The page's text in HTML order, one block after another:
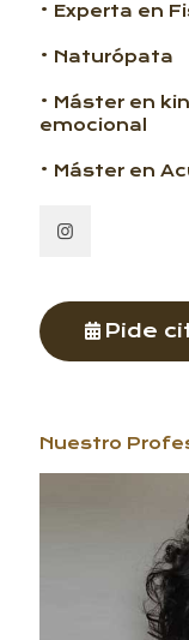
• Experta en
• Naturópata
• Máster en
emocional
• Máster en
Pide
Nuestro